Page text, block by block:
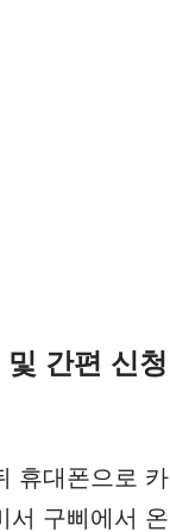
간편 신청
휴대폰으로 카
서 구삐에서 온